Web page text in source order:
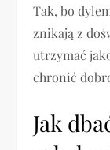
Tak, bo
znikają z
utrzymać
chronić
Jak